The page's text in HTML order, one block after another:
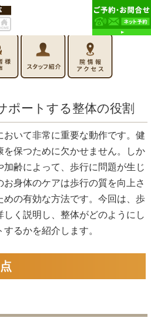
ポートする整体の役割
いて非常に重要な動作です。健
を保つために欠かせません。しか
加齢によって、歩行に問題が生じ
身体のケアは歩行の質を向上さ
の有効な方法です。今回は、歩
く説明し、整体がどのようにし
るかを紹介します。